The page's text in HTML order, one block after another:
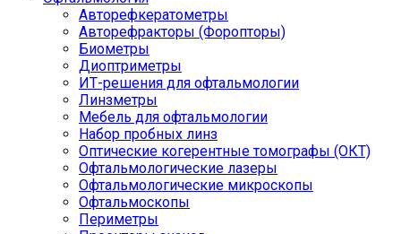
Авторефкератометры
Авторефракторы (Форопторы)
Биометры
Диоптриметры
ИТ-решения для офтальмологии
Линзметры
Мебель для офтальмологии
Набор пробных линз
Оптические когерентные томографы (ОКТ)
Офтальмологические лазеры
Офтальмологические микроскопы
Офтальмоскопы
Периметры